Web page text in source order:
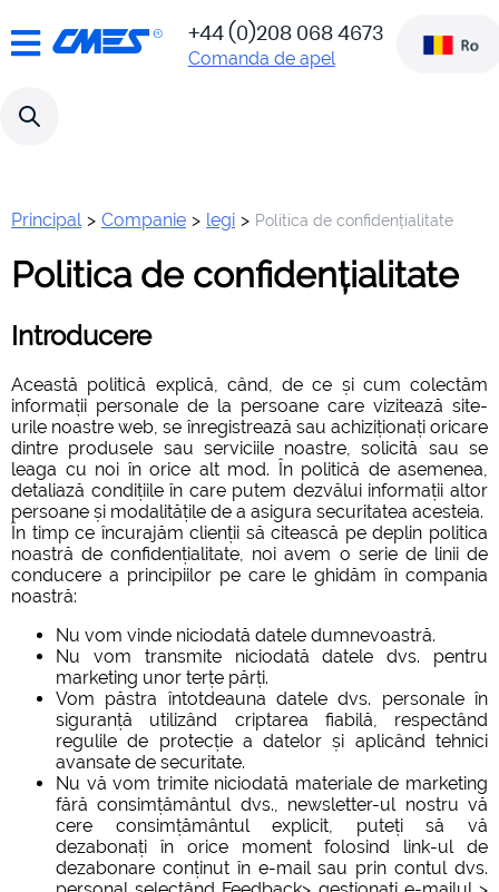
+44 (0)208 068 4673
Comanda de apel
!!! Attention!!! Our site has
moved to a new platform
www.c-
Principal > Companie > legi > Politica de confidențialitate
Politica de confidențialitate
Introducere
Această politică explică, când, de ce și cum colectăm
informații personale de la persoane care vizitează site-
urile noastre web, se înregistrează sau achiziționați oricare
dintre produsele sau serviciile noastre, solicită sau se
leaga cu noi în orice alt mod. În politică de asemenea,
detaliază condițiile în care putem dezvălui informații altor
persoane și modalitățile de a asigura securitatea acesteia.
În timp ce încurajăm clienții să citească pe deplin politica
noastră de confidențialitate, noi avem o serie de linii de
conducere a principiilor pe care le ghidăm în compania
noastră:
Nu vom vinde niciodată datele dumnevoastră.
Nu vom transmite niciodată datele dvs. pentru
marketing unor terțe părți.
Vom păstra întotdeauna datele dvs. personale în
siguranță utilizând criptarea fiabilă, respectând
regulile de protecție a datelor și aplicând tehnici
avansate de securitate.
Nu vă vom trimite niciodată materiale de marketing
fără consimțământul dvs., newsletter-ul nostru vă
cere consimțământul explicit, puteți să vă
dezabonați în orice moment folosind link-ul de
dezabonare conținut în e-mail sau prin contul dvs.